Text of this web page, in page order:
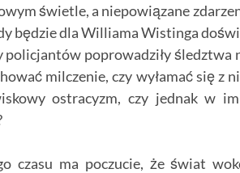
świetle, a niepowiązane
będzie dla Williama Wistinga
policjantów poprowadziły
milczenie, czy wyłamać się z
ostracyzm, czy jednak w
czasu ma poczucie, że świat